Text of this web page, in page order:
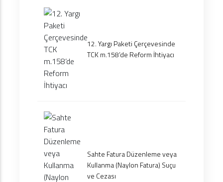
12. Yargı Paketi Çerçevesinde
TCK m.158’de Reform İhtiyacı
Sahte Fatura Düzenleme veya
Kullanma (Naylon Fatura) Suçu
ve Cezası